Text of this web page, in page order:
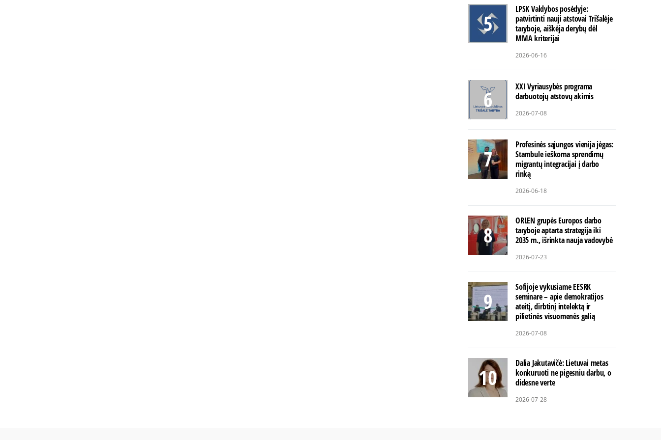
LPSK Valdybos posėdyje:
patvirtinti nauji atstovai Trišalėje
taryboje, aiškėja derybų dėl
MMA kriterijai
2026-06-16
XXI Vyriausybės programa
darbuotojų atstovų akimis
2026-07-08
Profesinės sąjungos vienija jėgas:
Stambule ieškoma sprendimų
migrantų integracijai į darbo
rinką
2026-06-18
ORLEN grupės Europos darbo
taryboje aptarta strategija iki
2035 m., išrinkta nauja vadovybė
2026-07-23
Sofijoje vykusiame EESRK
seminare – apie demokratijos
ateitį, dirbtinį intelektą ir
pilietinės visuomenės galią
2026-07-08
Dalia Jakutavičė: Lietuvai metas
konkuruoti ne pigesniu darbu, o
didesne verte
2026-07-28